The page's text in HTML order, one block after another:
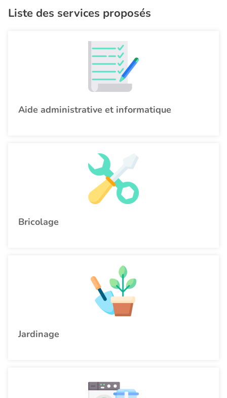
Liste des services proposés
Aide administrative et informatique
Bricolage
Jardinage